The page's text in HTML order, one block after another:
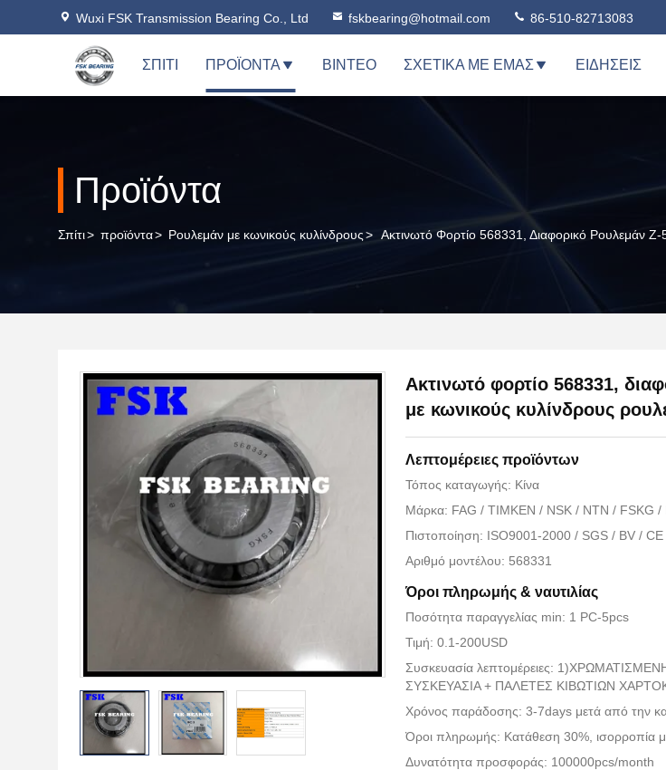
Wuxi FSK Transmission Bearing Co., Ltd fskbearing@hotmail.com 86-510-82713083
ΣΠΊΤΙ ΠΡΟΪΌΝΤΑ ΒΊΝΤΕΟ ΣΧΕΤΙΚΆ ΜΕ ΕΜΆΣ ΕΙΔΉΣΕΙΣ
Προϊόντα
Σπίτι> προϊόντα> Ρουλεμάν με κωνικούς κυλίνδρους> Ακτινωτό Φορτίο 568331, Διαφορικό Ρουλεμάν
Ακτινωτό φορτίο 568331,
με κωνικούς κυλίνδρους
Λεπτομέρειες προϊόντων
Τόπος καταγωγής: Κίνα
Μάρκα: FAG / TIMKEN / NSK / NTN / FSKG /
Πιστοποίηση: ISO9001-2000 / SGS / BV / CE
Αριθμό μοντέλου: 568331
Όροι πληρωμής & ναυτιλίας
Ποσότητα παραγγελίας min: 1 PC-5pcs
Τιμή: 0.1-200USD
Συσκευασία λεπτομέρειες:
ΣΥΣΚΕΥΑΣΙΑ + ΠΑΛΕΤΕΣ ΚΙΒΩΤΙΩΝ
Χρόνος παράδοσης: 3-7days μετά από την
Όροι πληρωμής: Κατάθεση 30%, ισορροπία
Δυνατότητα προσφοράς: 100000pcs/month